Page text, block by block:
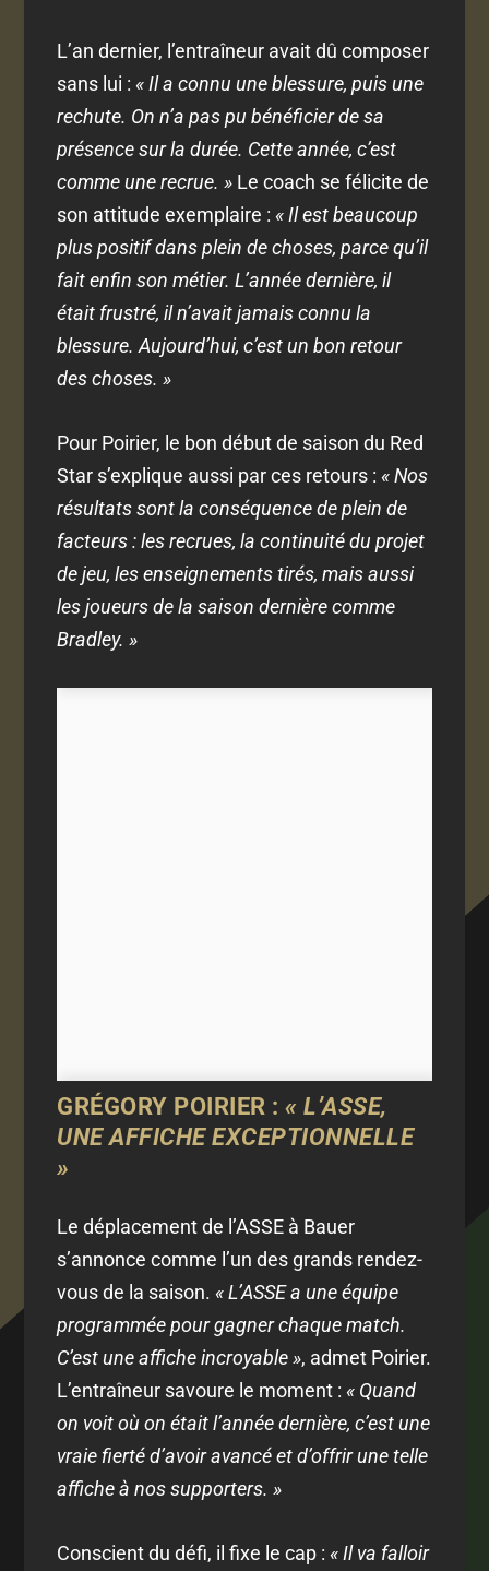
L’an dernier, l’entraîneur avait dû composer
sans lui :« Il a connu une blessure, puis une
rechute. On n’a pas pu bénéficier de sa
présence sur la durée. Cette année, c’est
comme une recrue. » Le coach se félicite de
son attitude exemplaire :« Il est beaucoup
plus positif dans plein de choses, parce qu’il
fait enfin son métier. L’année dernière, il
était frustré, il n’avait jamais connu la
blessure. Aujourd’hui, c’est un bon retour
des choses. »
Pour Poirier, le bon début de saison du Red
Star s’explique aussi par ces retours :« Nos
résultats sont la conséquence de plein de
facteurs : les recrues, la continuité du projet
de jeu, les enseignements tirés, mais aussi
les joueurs de la saison dernière comme
Bradley. »
GRÉGORY POIRIER :« L’ASSE,
UNE AFFICHE EXCEPTIONNELLE
»
Le déplacement de l’ASSE à Bauer
s’annonce comme l’un des grands rendez-
vous de la saison.« L’ASSE a une équipe
programmée pour gagner chaque match.
C’est une affiche incroyable », admet Poirier.
L’entraîneur savoure le moment :« Quand
on voit où on était l’année dernière, c’est une
vraie fierté d’avoir avancé et d’offrir une telle
affiche à nos supporters. »
Conscient du défi, il fixe le cap :« Il va falloir